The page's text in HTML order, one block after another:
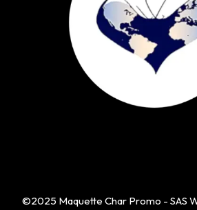
©2025 Maquette Char Promo - SAS